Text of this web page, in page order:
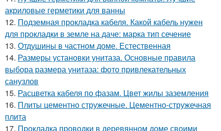
акриловые герметики для ванны
12. Подземная прокладка кабеля. Какой кабель нужен
для прокладки в земле на даче: марка тип сечение
13. Отдушины в частном доме. Естественная
14. Размеры установки унитаза. Основные правила
выбора размера унитаза: фото привлекательных
санузлов
15. Расцветка кабеля по фазам. Цвет жилы заземления
16. Плиты цементно стружечные. Цементно-стружечная
плита
17. Прокладка проводки в деревянном доме своими